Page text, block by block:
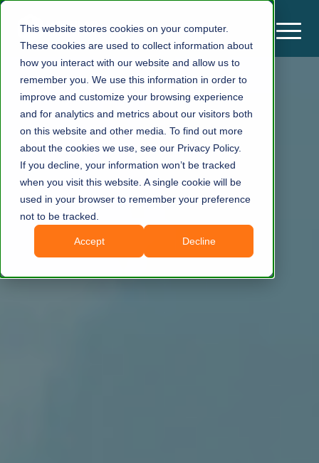
This website stores cookies on your computer.
These cookies are used to collect information about
how you interact with our website and allow us to
remember you. We use this information in order to
improve and customize your browsing experience
and for analytics and metrics about our visitors both
on this website and other media. To find out more
about the cookies we use, see our Privacy Policy.
If you decline, your information won’t be tracked
when you visit this website. A single cookie will be
used in your browser to remember your preference
not to be tracked.
Accept Decline